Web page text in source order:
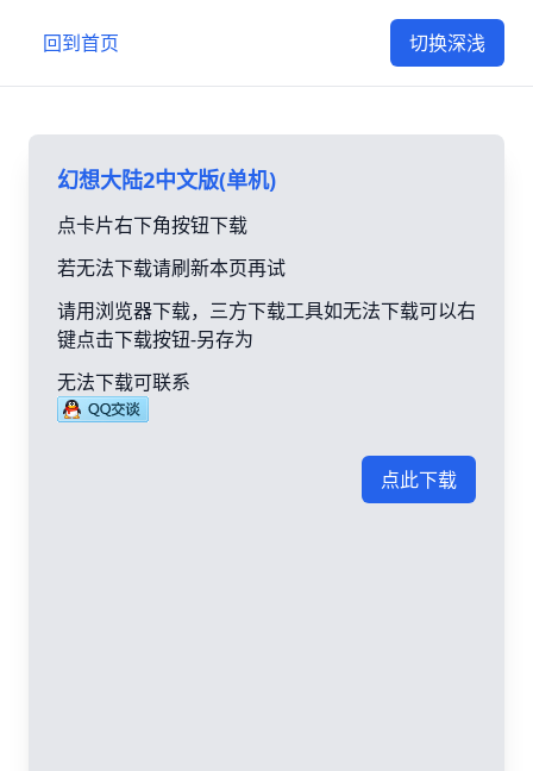
回到首页 切换深浅
幻想大陆2中文版(单机)
点卡片右下角按钮下载
若无法下载请刷新本页再试
请用浏览器下载，三方下载工具如无法下载可以右
键点击下载按钮-另存为
无法下载可联系
点此下载